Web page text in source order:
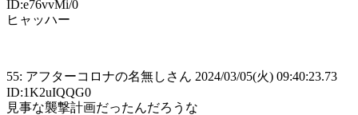
ID:e76vvMi/0
ヒャッハー
55: アフターコロナの名無しさん 2024/03/05(火) 09:40:23.73
ID:1K2uIQQG0
見事な襲撃計画だったんだろうな